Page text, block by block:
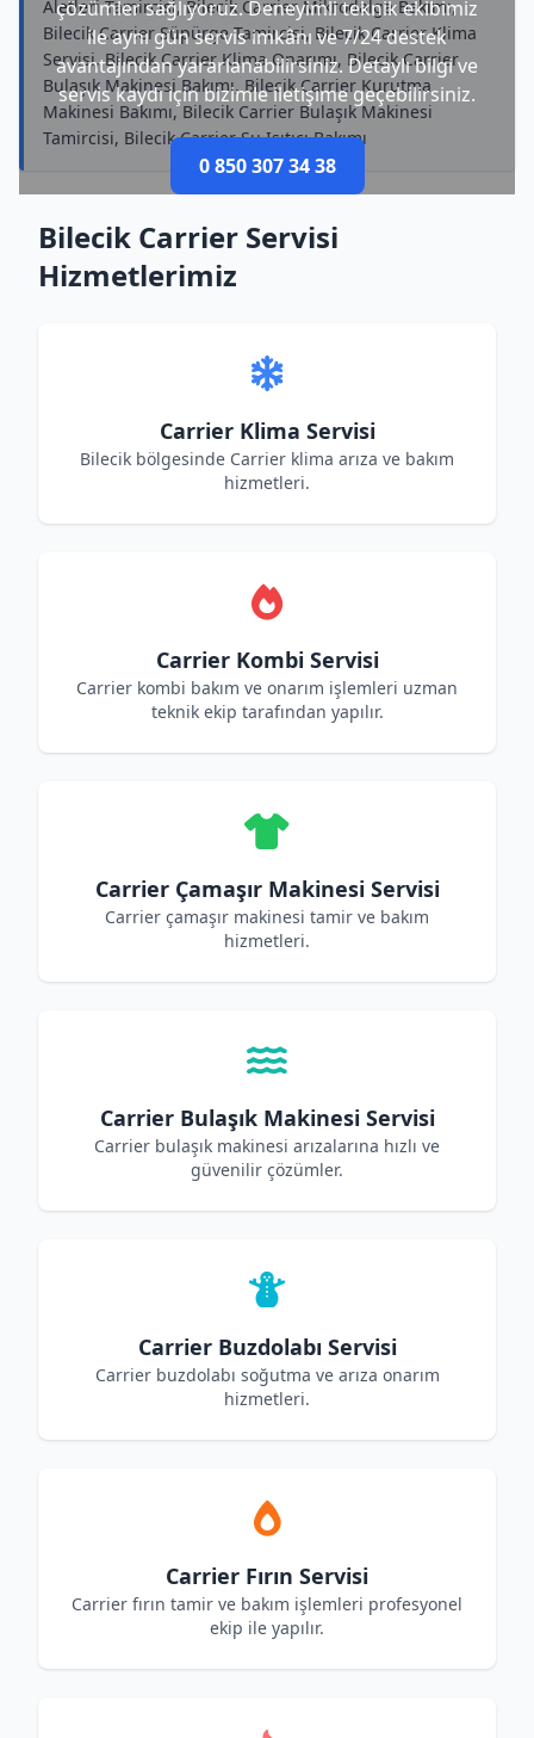
çözümler sağlıyoruz. Deneyimli teknik ekibimiz
ile aynı gün servis imkânı ve 7/24 destek
avantajından yararlanabilirsiniz. Detaylı bilgi ve
servis kaydı için bizimle iletişime geçebilirsiniz.
0 850 307 34 38
Aletleri Tamircisi, Bilecik Carrier Mikrodalga Bakımı,
Bilecik Carrier Süpürge Tamircisi, Bilecik Carrier Klima
Servisi, Bilecik Carrier Klima Onarımı, Bilecik Carrier
Bulaşık Makinesi Bakımı, Bilecik Carrier Kurutma
Makinesi Bakımı, Bilecik Carrier Bulaşık Makinesi
Tamircisi, Bilecik Carrier Su Isıtıcı Bakımı
Bilecik Carrier Servisi
Hizmetlerimiz
Carrier Klima Servisi
Bilecik bölgesinde Carrier klima arıza ve bakım
hizmetleri.
Carrier Kombi Servisi
Carrier kombi bakım ve onarım işlemleri uzman
teknik ekip tarafından yapılır.
Carrier Çamaşır Makinesi Servisi
Carrier çamaşır makinesi tamir ve bakım
hizmetleri.
Carrier Bulaşık Makinesi Servisi
Carrier bulaşık makinesi arızalarına hızlı ve
güvenilir çözümler.
Carrier Buzdolabı Servisi
Carrier buzdolabı soğutma ve arıza onarım
hizmetleri.
Carrier Fırın Servisi
Carrier fırın tamir ve bakım işlemleri profesyonel
ekip ile yapılır.